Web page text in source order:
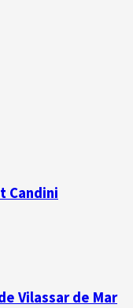
Candini
Vilassar de Mar